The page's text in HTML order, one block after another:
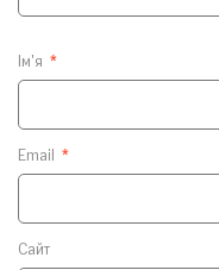
Ім'я *
Email *
Сайт